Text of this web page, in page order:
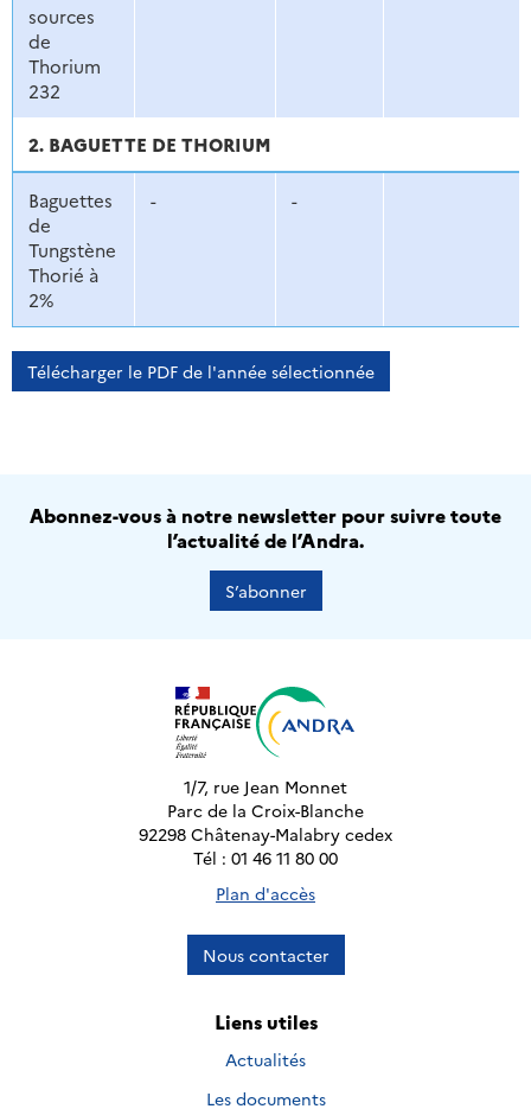
sources
de
Thorium
232
2. BAGUETTE DE THORIUM
Baguettes
de
Tungstène
Thorié à
2%
- -
Télécharger le PDF de l'année sélectionnée
Abonnez-vous à notre newsletter pour suivre toute
l’actualité de l’Andra.
S’abonner
1/7, rue Jean Monnet
Parc de la Croix-Blanche
92298 Châtenay-Malabry cedex
Tél : 01 46 11 80 00
Plan d'accès
Nous contacter
Liens utiles
Actualités
Les documents